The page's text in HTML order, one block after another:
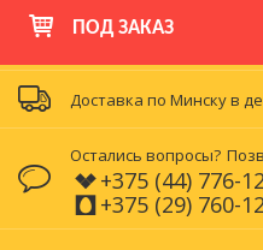
ПОД ЗАКАЗ
Доставка по Минску в
Остались вопросы?
+375 (44) 776-
+375 (29) 760-